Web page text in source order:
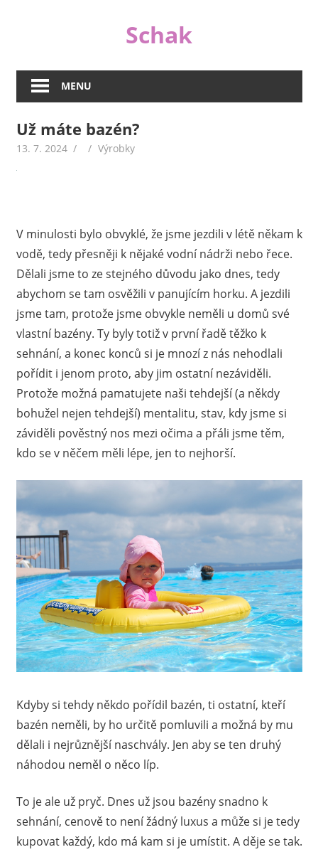
Schak
když
jsou
důležité,
nejsou
A
proto
se
našem
webu
určitě
najdou
nabídky
i
ty,
jimž
se
nejlépe.
MENU
Už máte bazén?
13. 7. 2024 Výrobky
V minulosti bylo obvyklé, že jsme jezdili v létě někam k
vodě, tedy přesněji k nějaké vodní nádrži nebo řece.
Dělali jsme to ze stejného důvodu jako dnes, tedy
abychom se tam osvěžili v panujícím horku. A jezdili
jsme tam, protože jsme obvykle neměli u domů své
vlastní bazény. Ty byly totiž v první řadě těžko k
sehnání, a konec konců si je mnozí z nás nehodlali
pořídit i jenom proto, aby jim ostatní nezáviděli.
Protože možná pamatujete naši tehdejší (a někdy
bohužel nejen tehdejší) mentalitu, stav, kdy jsme si
záviděli pověstný nos mezi očima a přáli jsme těm,
kdo se v něčem měli lépe, jen to nejhorší.
Kdyby si tehdy někdo pořídil bazén, ti ostatní, kteří
bazén neměli, by ho určitě pomluvili a možná by mu
dělali i nejrůznější naschvály. Jen aby se ten druhý
náhodou neměl o něco líp.
To je ale už pryč. Dnes už jsou bazény snadno k
sehnání, cenově to není žádný luxus a může si je tedy
kupovat každý, kdo má kam si je umístit. A děje se tak.